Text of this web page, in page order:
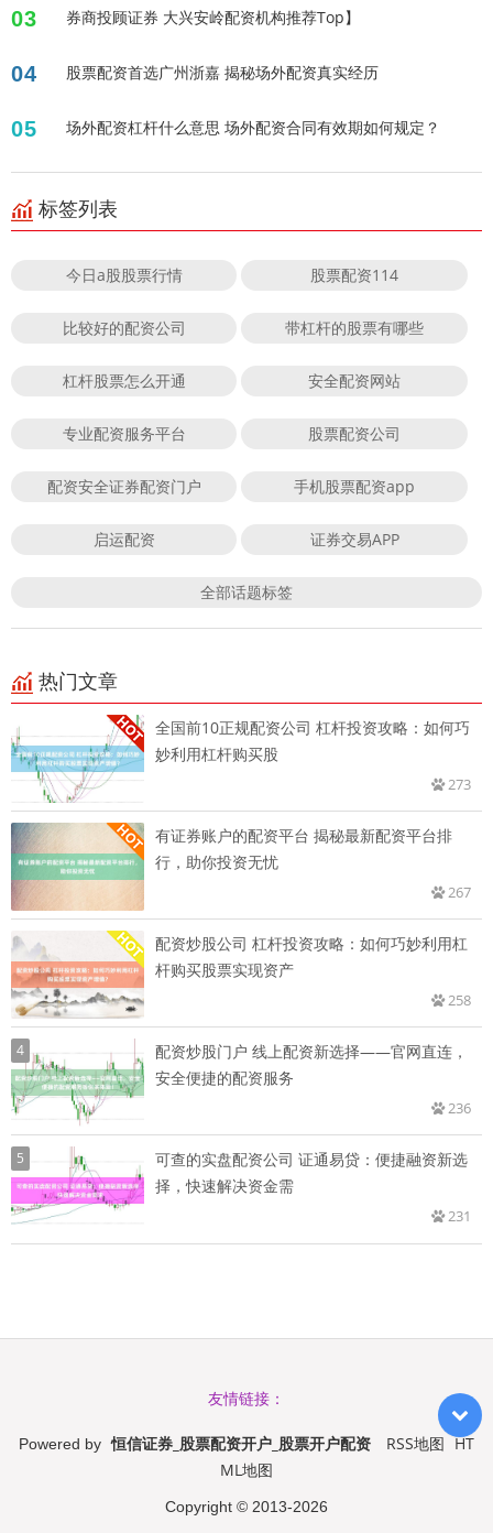
03 券商投顾证券 大兴安岭配资机构推荐Top】
04 股票配资首选广州浙嘉 揭秘场外配资真实经历
05 场外配资杠杆什么意思 场外配资合同有效期如何规定？
标签列表
今日a股股票行情 股票配资114
比较好的配资公司 带杠杆的股票有哪些
杠杆股票怎么开通 安全配资网站
专业配资服务平台 股票配资公司
配资安全证券配资门户 手机股票配资app
启运配资 证券交易APP
全部话题标签
热门文章
全国前10正规配资公司 杠杆投资攻略：如何巧
妙利用杠杆购买股
273
有证券账户的配资平台 揭秘最新配资平台排
行，助你投资无忧
267
配资炒股公司 杠杆投资攻略：如何巧妙利用杠
杆购买股票实现资产
258
4
配资炒股门户 线上配资新选择——官网直连，
安全便捷的配资服务
236
5
可查的实盘配资公司 证通易贷：便捷融资新选
择，快速解决资金需
231
友情链接：
Powered by 恒信证券_股票配资开户_股票开户配资 RSS地图 HT
ML地图
Copyright © 2013-2026